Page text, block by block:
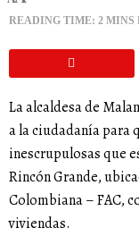
READING TIME: 2 MINS
La alcaldesa de
a la ciudadanía para
inescrupulosas que
Rincón Grande,
Colombiana – FAC,
viviendas.